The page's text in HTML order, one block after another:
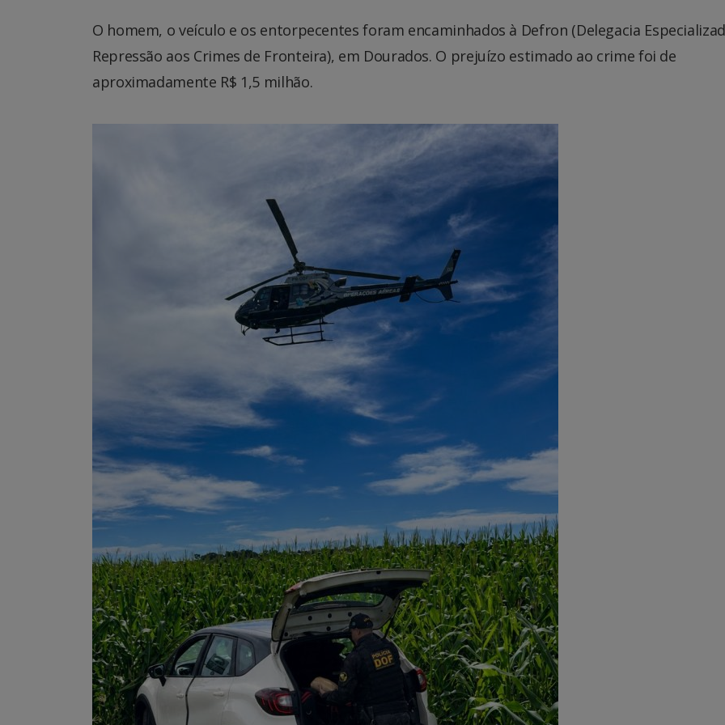
O homem, o veículo e os entorpecentes foram encaminhados à Defron (Delegacia
Repressão aos Crimes de Fronteira), em Dourados. O prejuízo estimado ao crime foi de
aproximadamente R$ 1,5 milhão.